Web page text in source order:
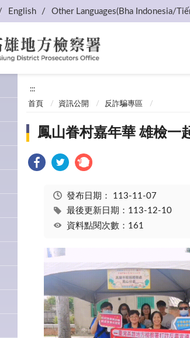
English Other Languages(Bha Indonesia/
:::
首頁 資訊公開 反詐騙專區
鳳山眷村嘉年華 雄檢一
發布日期： 113-11-07
最後更新日期：113-12-10
資料點閱次數：161